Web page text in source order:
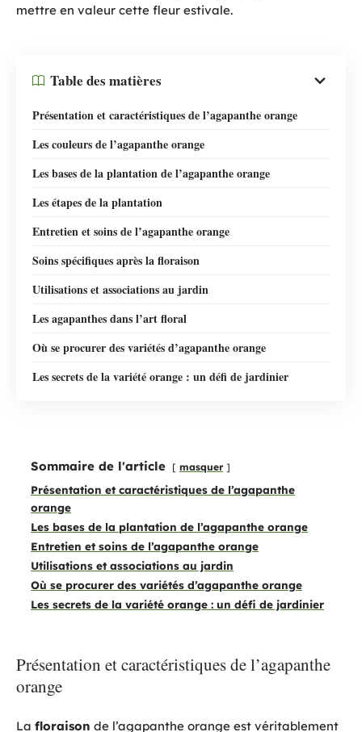
mettre en valeur cette fleur estivale.
Table des matières
Présentation et caractéristiques de l’agapanthe orange
Les couleurs de l’agapanthe orange
Les bases de la plantation de l’agapanthe orange
Les étapes de la plantation
Entretien et soins de l’agapanthe orange
Soins spécifiques après la floraison
Utilisations et associations au jardin
Les agapanthes dans l’art floral
Où se procurer des variétés d’agapanthe orange
Les secrets de la variété orange : un défi de jardinier
Sommaire de l'article masquer
Présentation et caractéristiques de l’agapanthe
orange
Les bases de la plantation de l’agapanthe orange
Entretien et soins de l’agapanthe orange
Utilisations et associations au jardin
Où se procurer des variétés d’agapanthe orange
Les secrets de la variété orange : un défi de jardinier
Présentation et caractéristiques de l’agapanthe
orange
La floraison de l’agapanthe orange est véritablement